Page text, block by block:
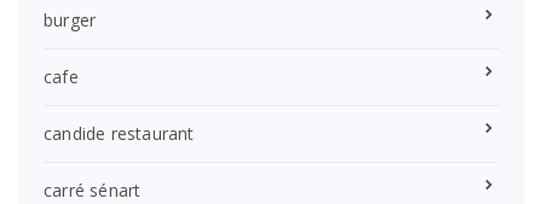
burger
cafe
candide restaurant
carré sénart